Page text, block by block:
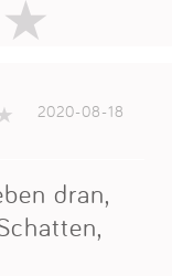
2020-08-18
dran,